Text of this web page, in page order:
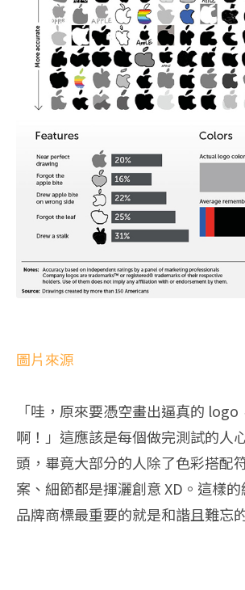
圖片來源
「哇，原來要憑空畫出逼真的
啊！」這應該是每個做完測試的人
頭，畢竟大部分的人除了色彩搭配
案、細節都是揮灑創意 XD。這樣
品牌商標最重要的就是和諧且難忘